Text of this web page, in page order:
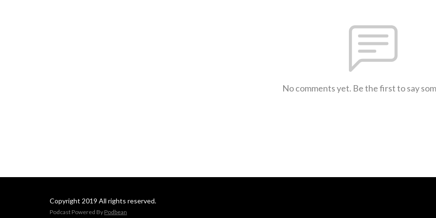
No comments yet. Be the first to say
Copyright 2019 All rights reserved.
Podcast Powered By Podbean